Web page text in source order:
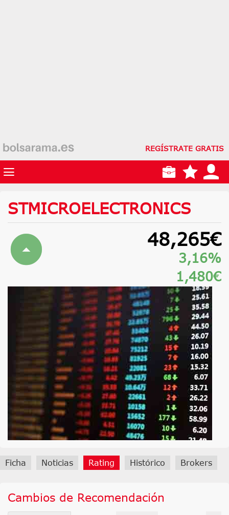
REGÍSTRATE GRATIS
STMICROELECTRONICS
48,265€
3,16%
1,480€
Ficha Noticias Rating Histórico Brokers
Cambios de Recomendación